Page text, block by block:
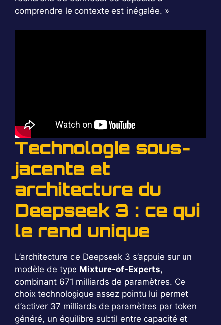
comprendre le contexte est inégalée. »
Technologie sous-
jacente et
architecture du
Deepseek 3 : ce qui
le rend unique
L’architecture de Deepseek 3 s’appuie sur un
modèle de type Mixture-of-Experts,
combinant 671 milliards de paramètres. Ce
choix technologique assez pointu lui permet
d’activer 37 milliards de paramètres par token
généré, un équilibre subtil entre capacité et